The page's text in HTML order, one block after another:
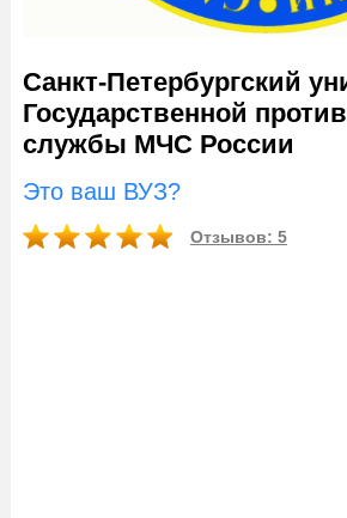
Санкт-Петербургский
Государственной
службы МЧС России
Это ваш ВУЗ?
Отзывов: 5